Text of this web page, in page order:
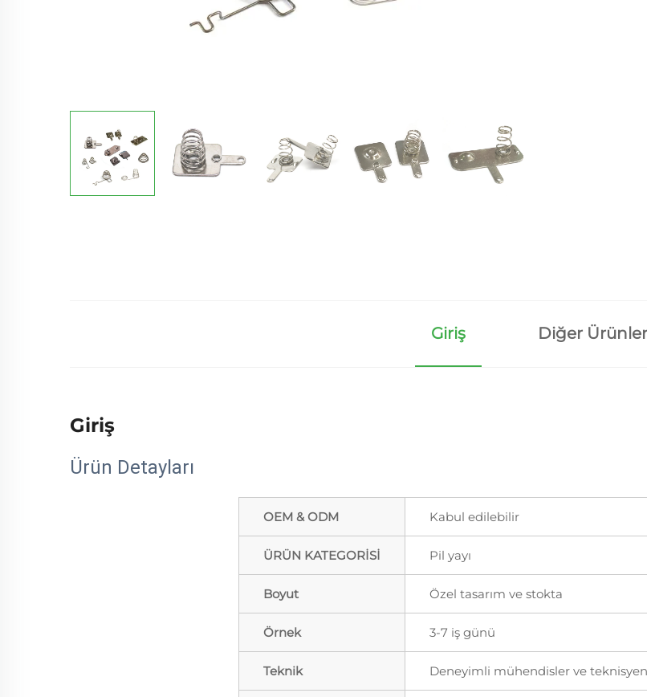
Giriş Diğer Ürünler
Giriş
Ürün Detayları
OEM & ODM Kabul edilebilir
ÜRÜN KATEGORİSİ Pil yayı
Boyut Özel tasarım ve stokta
Örnek 3-7 iş günü
Teknik Deneyimli mühendisler ve